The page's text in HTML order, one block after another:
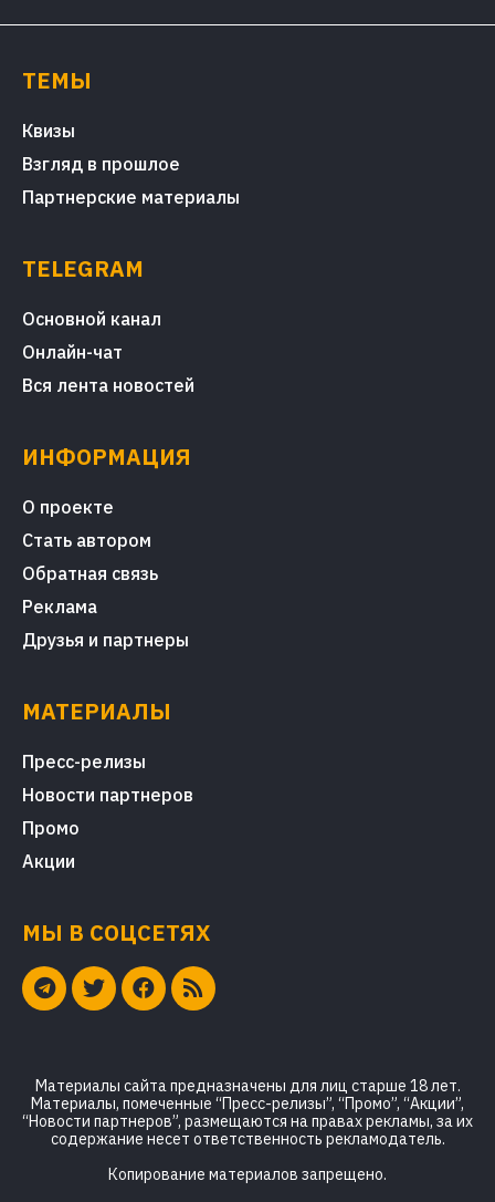
ТЕМЫ
Квизы
Взгляд в прошлое
Партнерские материалы
TELEGRAM
Основной канал
Онлайн-чат
Вся лента новостей
ИНФОРМАЦИЯ
О проекте
Стать автором
Обратная связь
Реклама
Друзья и партнеры
МАТЕРИАЛЫ
Пресс-релизы
Новости партнеров
Промо
Акции
МЫ В СОЦСЕТЯХ
Материалы сайта предназначены для лиц старше 18 лет.
Материалы, помеченные “Пресс-релизы”, “Промо”, “Акции”,
“Новости партнеров”, размещаются на правах рекламы, за их
содержание несет ответственность рекламодатель.
Копирование материалов запрещено.